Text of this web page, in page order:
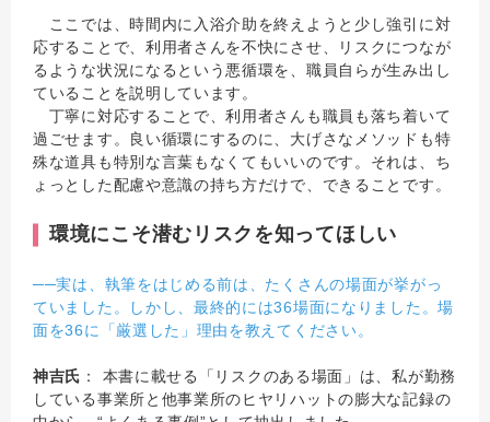
ここでは、時間内に入浴介助を終えようと少し強引に対
応することで、利用者さんを不快にさせ、リスクにつなが
るような状況になるという悪循環を、職員自らが生み出し
ていることを説明しています。
丁寧に対応することで、利用者さんも職員も落ち着いて
過ごせます。良い循環にするのに、大げさなメソッドも特
殊な道具も特別な言葉もなくてもいいのです。それは、ち
ょっとした配慮や意識の持ち方だけで、できることです。
環境にこそ潜むリスクを知ってほしい
──実は、執筆をはじめる前は、たくさんの場面が挙がっ
ていました。しかし、最終的には36場面になりました。場
面を36に「厳選した」理由を教えてください。
神吉氏 ： 本書に載せる「リスクのある場面」は、私が勤務
している事業所と他事業所のヒヤリハットの膨大な記録の